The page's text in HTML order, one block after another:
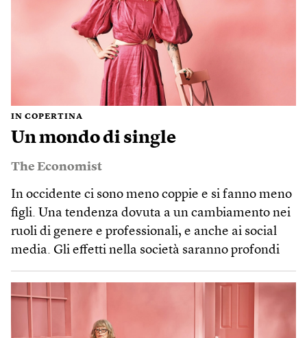
IN COPERTINA
Un mondo di single
The Economist
In occidente ci sono meno coppie e si fanno meno
figli. Una tendenza dovuta a un cambiamento nei
ruoli di genere e professionali, e anche ai social
media. Gli effetti nella società saranno profondi